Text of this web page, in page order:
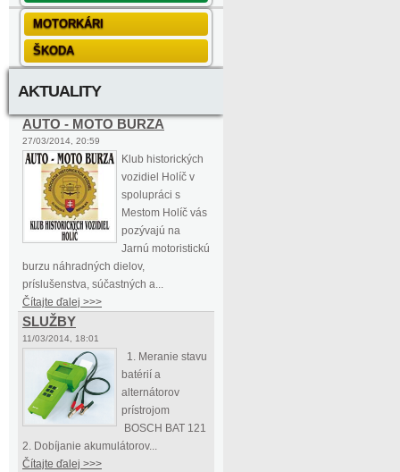
MOTORKÁRI
ŠKODA
AKTUALITY
AUTO - MOTO BURZA
27/03/2014, 20:59
Klub historických
vozidiel Holíč v
spolupráci s
Mestom Holíč vás
pozývajú na
Jarnú motoristickú
burzu náhradných dielov,
príslušenstva, súčastných a...
Čítajte ďalej >>>
SLUŽBY
11/03/2014, 18:01
1. Meranie stavu
batérií a
alternátorov
prístrojom
BOSCH BAT 121
2. Dobíjanie akumulátorov...
Čítajte ďalej >>>